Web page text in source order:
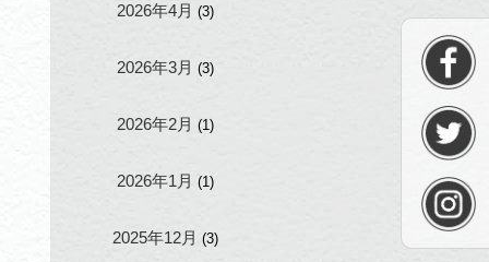
2026年4月 (3)
2026年3月 (3)
2026年2月 (1)
2026年1月 (1)
2025年12月 (3)